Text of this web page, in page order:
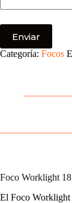
Categoría: Focos
Foco Worklight
El Foco Worklight